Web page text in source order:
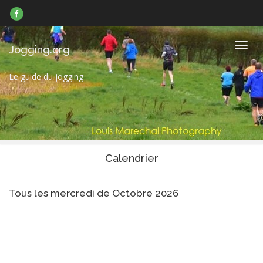
sur
Facebook
Jogging.org
Le guide du jogging
Calendrier
Tous les mercredi de Octobre 2026